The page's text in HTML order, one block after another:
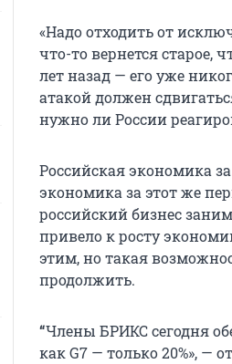
«Надо отходить от
что-то вернется старое,
лет назад — его уже
атакой должен
нужно ли России
Российская экономика
экономика за этот же
российский бизнес
привело к росту
этим, но такая
продолжить.
“Члены БРИКС сегодня
как G7 — только 20%», —